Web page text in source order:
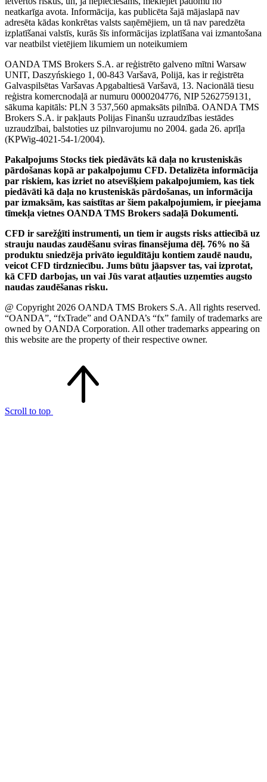
neatkarīga avota. Informācija, kas publicēta šajā mājaslapā nav
adresēta kādas konkrētas valsts saņēmējiem, un tā nav paredzēta
izplatīšanai valstīs, kurās šīs informācijas izplatīšana vai izmantošana
var neatbilst vietējiem likumiem un noteikumiem
OANDA TMS Brokers S.A. ar reģistrēto galveno mītni Warsaw
UNIT, Daszyńskiego 1, 00-843 Varšavā, Polijā, kas ir reģistrēta
Galvaspilsētas Varšavas Apgabaltiesā Varšavā, 13. Nacionālā tiesu
reģistra komercnodaļā ar numuru 0000204776, NIP 5262759131,
sākuma kapitāls: PLN 3 537,560 apmaksāts pilnībā. OANDA TMS
Brokers S.A. ir pakļauts Polijas Finanšu uzraudzības iestādes
uzraudzībai, balstoties uz pilnvarojumu no 2004. gada 26. aprīļa
(KPWig-4021-54-1/2004).
Pakalpojums Stocks tiek piedāvāts kā daļa no krusteniskās
pārdošanas kopā ar pakalpojumu CFD. Detalizēta informācija
par riskiem, kas izriet no atsevišķiem pakalpojumiem, kas tiek
piedāvāti kā daļa no krusteniskās pārdošanas, un informācija
par izmaksām, kas saistītas ar šiem pakalpojumiem, ir pieejama
tīmekļa vietnes OANDA TMS Brokers sadaļā Dokumenti.
CFD ir sarežģīti instrumenti, un tiem ir augsts risks attiecībā uz
strauju naudas zaudēšanu sviras finansējuma dēļ. 76% no šā
produktu sniedzēja privāto ieguldītāju kontiem zaudē naudu,
veicot CFD tirdzniecību. Jums būtu jāapsver tas, vai izprotat,
kā CFD darbojas, un vai Jūs varat atļauties uzņemties augsto
naudas zaudēšanas risku.
@ Copyright 2026 OANDA TMS Brokers S.A. All rights reserved.
“OANDA”, “fxTrade” and OANDA’s “fx” family of trademarks are
owned by OANDA Corporation. All other trademarks appearing on
this website are the property of their respective owner.
Scroll to top